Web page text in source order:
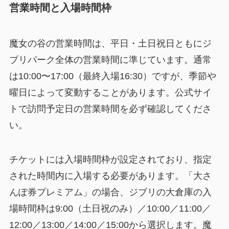
営業時間と入場時間枠
魔女の谷の営業時間は、平日・土日祝日ともにジ
ブリパーク全体の営業時間に準じています。通常
は10:00〜17:00（最終入場16:30）ですが、季節や
曜日によって変動することがあります。公式サイ
トで訪問予定日の営業時間を必ず確認してくださ
い。
チケットには入場時間枠が設定されており、指定
された時間内に入場する必要があります。「大さ
んぽ券プレミアム」の場合、ジブリの大倉庫の入
場時間枠は9:00（土日祝のみ）／10:00／11:00／
12:00／13:00／14:00／15:00から選択します。魔